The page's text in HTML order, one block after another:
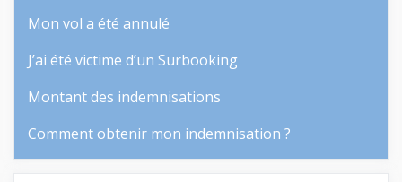
Mon vol a été annulé
J’ai été victime d’un Surbooking
Montant des indemnisations
Comment obtenir mon indemnisation ?